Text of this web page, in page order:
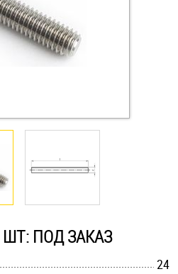
резьбой
резьбой
для яхт
ШТ: ПОД ЗАКАЗ
24